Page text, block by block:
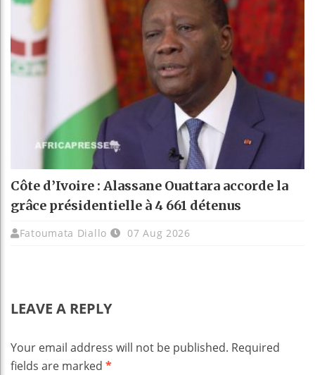
Côte d’Ivoire : Alassane Ouattara accorde la
grâce présidentielle à 4 661 détenus
Fatoumata Diallo 07 Aug 2026
LEAVE A REPLY
Your email address will not be published. Required
fields are marked *